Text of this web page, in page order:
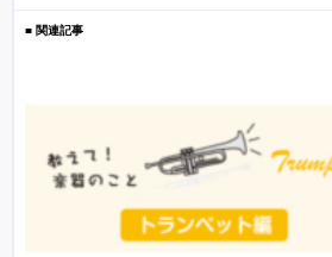
■ 関連記事